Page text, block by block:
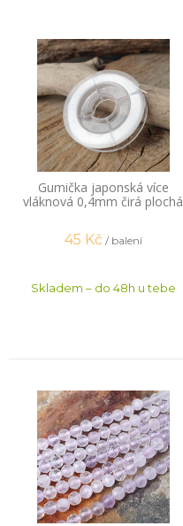
Gumička japonská více
vláknová 0,4mm čirá plochá
45 Kč / balení
Skladem – do 48h u tebe